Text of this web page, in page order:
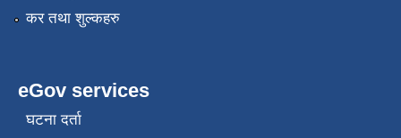
कर तथा शुल्कहरु
eGov services
घटना दर्ता